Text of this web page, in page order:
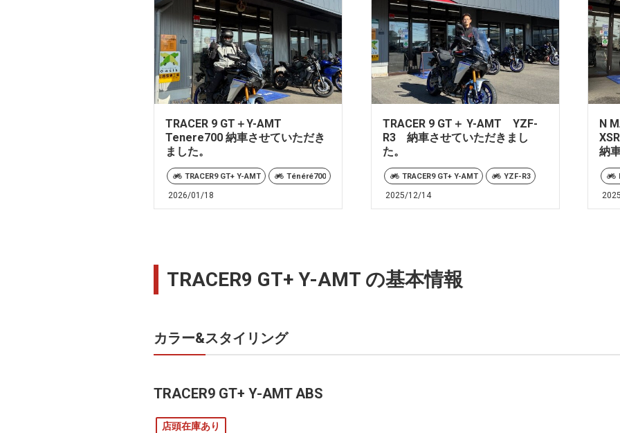
TRACER 9 GT＋Y-AMT
Tenere700 納車させていただき
ました。
TRACER9 GT+ Y-AMT Ténéré700
2026/01/18
TRACER 9 GT＋ Y-AMT YZF-
R3 納車させていただきまし
た。
TRACER9 GT+ Y-AMT YZF-R3
2025/12/14
N
納
TRACER9 GT+ Y-AMT の基本情報
カラー&スタイリング
TRACER9 GT+ Y-AMT ABS
店頭在庫あり